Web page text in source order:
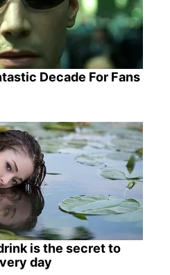
Decade For Fans
is the secret to
day